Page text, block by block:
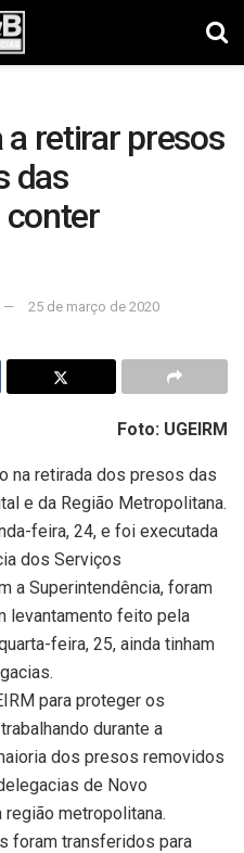
retirar presos
das
conter
25 de março de 2020
Foto: UGEIRM
na retirada dos presos das
e da Região Metropolitana.
feira, 24, e foi executada
dos Serviços
a Superintendência, foram
levantamento feito pela
feira, 25, ainda tinham
para proteger os
durante a
dos presos removidos
de Novo
região metropolitana.
foram transferidos para